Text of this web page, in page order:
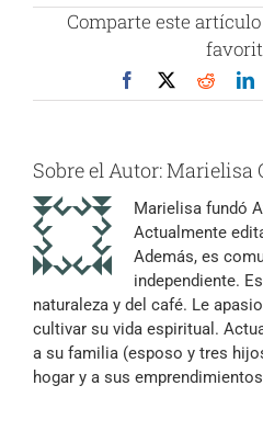
Comparte este
Facebook Reddit
Sobre el Autor:Marielisa
Marielisa fundó
Actualmente
Además, es
independiente.
naturaleza y del café. Le
cultivar su vida espiritual.
a su familia (esposo y tres
hogar y a sus